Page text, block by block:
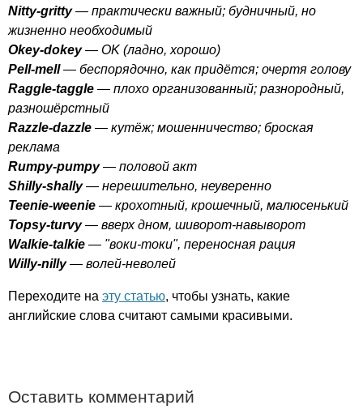
Nitty-gritty— практически важный; будничный, но
жизненно необходимый
Okey-dokey— OK (ладно, хорошо)
Pell-mell— беспорядочно, как придётся; очертя голову
Raggle-taggle — плохо организованный; разнородный,
разношёрстный
Razzle-dazzle — кутёж; мошенничество; броская
реклама
Rumpy-pumpy— половой акт
Shilly-shally— нерешительно, неуверенно
Teenie-weenie — крохотный, крошечный, малюсенький
Topsy-turvy— вверх дном, шиворот-навыворот
Walkie-talkie — "воки-токи", переносная рация
Willy-nilly— волей-неволей
Переходите на эту статью, чтобы узнать, какие
английские слова считают самыми красивыми.
Оставить комментарий